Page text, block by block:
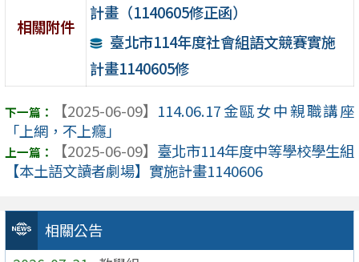
相關公告
相關附件
計畫（1140605修正函）
臺北市114年度社會組語文競賽實施
計畫1140605修
【2025-06-09】 114.06.17金甌女中親職講座
「上網，不上癮」
【2025-06-09】 臺北市114年度中等學校學生組
【本土語文讀者劇場】實施計畫1140606